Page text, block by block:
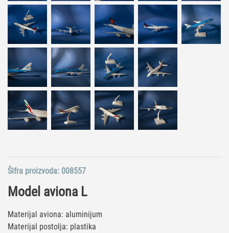
Model aviona L
Materijal aviona: aluminijum
Materijal postolja: plastika
Šifra proizvoda: 008557